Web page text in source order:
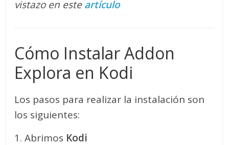
vistazo en esteartículo
Cómo Instalar Addon
Explora en Kodi
Los pasos para realizar la instalación son
los siguientes:
1. Abrimos Kodi